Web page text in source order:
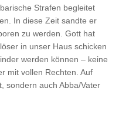
Strafen begleitet
In diese Zeit sandte er
zu werden. Gott hat
in unser Haus schicken
werden können – keine
mit vollen Rechten. Auf
sondern auch Abba/Vater